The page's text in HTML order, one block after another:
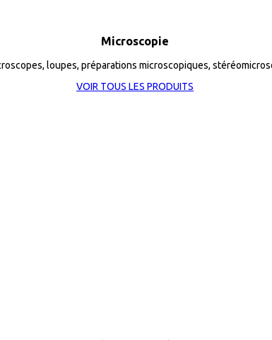
Microscopie
loupes, préparations microscopiques,
VOIR TOUS LES PRODUITS